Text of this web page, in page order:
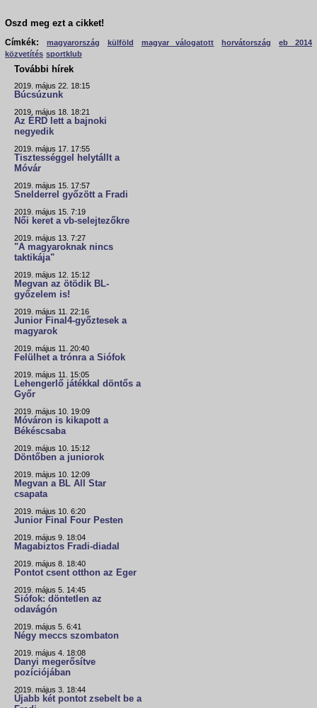
Oszd meg ezt a cikket!
Címkék:
magyarország külföld magyar válogatott horvátország
eb 2014
közvetítés sportklub
További hírek
2019. május 22. 18:15
Búcsúzunk
2019. május 18. 18:21
Az ÉRD lett a bajnoki
negyedik
2019. május 17. 17:55
Tisztességgel helytállt a
Móvár
2019. május 15. 17:57
Snelderrel győzött a Fradi
2019. május 15. 7:19
Női keret a vb-selejtezőkre
2019. május 13. 7:27
"A magyaroknak nincs
taktikája"
2019. május 12. 15:12
Megvan az ötödik BL-
győzelem is!
2019. május 11. 22:16
Junior Final4-győztesek a
magyarok
2019. május 11. 20:40
Felülhet a trónra a Siófok
2019. május 11. 15:05
Lehengerlő játékkal döntős a
Győr
2019. május 10. 19:09
Móváron is kikapott a
Békéscsaba
2019. május 10. 15:12
Döntőben a juniorok
2019. május 10. 12:09
Megvan a BL All Star
csapata
2019. május 10. 6:20
Junior Final Four Pesten
2019. május 9. 18:04
Magabiztos Fradi-diadal
2019. május 8. 18:40
Pontot csent otthon az Eger
2019. május 5. 14:45
Siófok: döntetlen az
odavágón
2019. május 5. 6:41
Négy meccs szombaton
2019. május 4. 18:08
Danyi megerősítve
pozíciójában
2019. május 3. 18:44
Újabb két pontot zsebelt be a